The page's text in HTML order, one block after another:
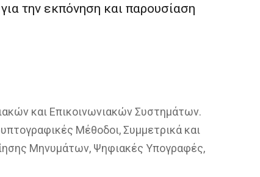
την εκπόνηση και παρουσίαση
και Επικοινωνιακών Συστημάτων.
Μέθοδοι, Συμμετρικά και
Μηνυμάτων, Ψηφιακές Υπογραφές,